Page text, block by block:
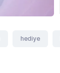
hediye